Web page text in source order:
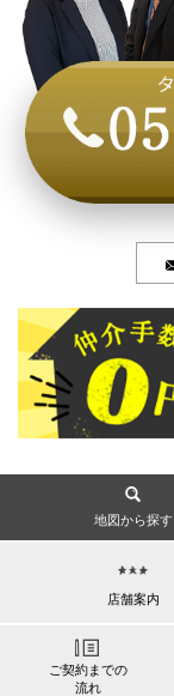
地図から探す
店舗案内
ご契約までの
流れ